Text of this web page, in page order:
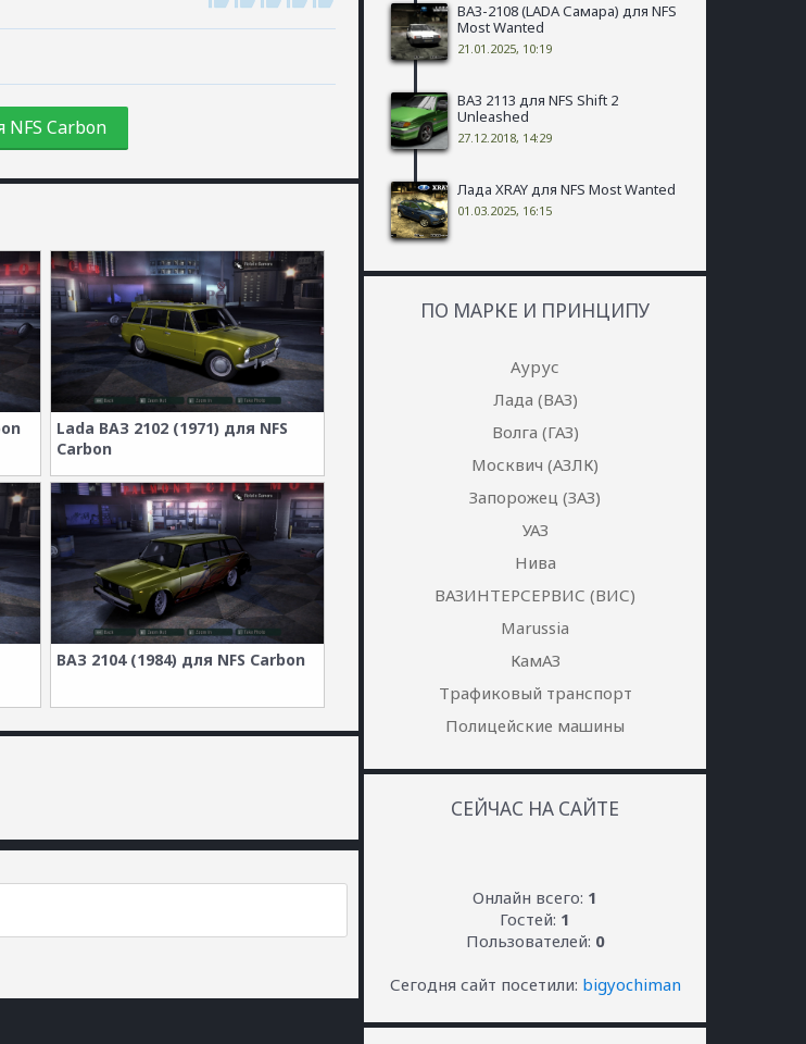
NFS Carbon
Lada ВАЗ 2102 (1971) для NFS
Carbon
ВАЗ 2104 (1984) для NFS Carbon
ВАЗ-2108 (LADA Самара) для NFS
Most Wanted
21.01.2025, 10:19
ВАЗ 2113 для NFS Shift 2
Unleashed
27.12.2018, 14:29
Лада XRAY для NFS Most Wanted
01.03.2025, 16:15
ПО МАРКЕ И ПРИНЦИПУ
Аурус
Лада (ВАЗ)
Волга (ГАЗ)
Москвич (АЗЛК)
Запорожец (ЗАЗ)
УАЗ
Нива
ВАЗИНТЕРСЕРВИС (ВИС)
Marussia
КамАЗ
Трафиковый транспорт
Полицейские машины
СЕЙЧАС НА САЙТЕ
Онлайн всего: 1
Гостей: 1
Пользователей: 0
Сегодня сайт посетили: bigyochiman